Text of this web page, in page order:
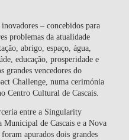
– concebidos para
problemas da atualidade
abrigo, espaço, água,
educação, prosperidade e
grandes vencedores do
Challenge, numa cerimónia
Centro Cultural de Cascais.
entre a Singularity
de Cascais e a Nova
apurados dois grandes